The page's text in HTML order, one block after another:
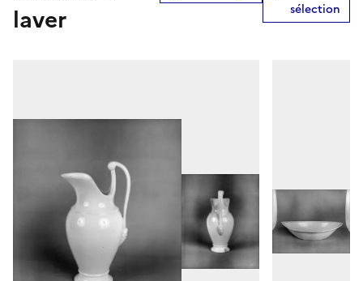
laver
sélection